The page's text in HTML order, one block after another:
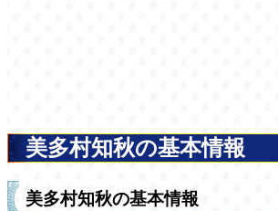
美多村知秋の基本情報
美多村知秋の基本情報